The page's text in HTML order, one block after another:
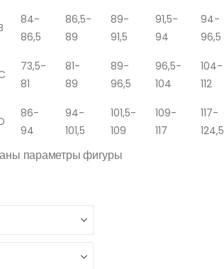
84-
86,5
86,5-
89
89-
91,5
91,5-
94
94-
96,5
73,5-
81
81-
89
89-
96,5
96,5-
104
104-
112
86-
94
94-
101,5
101,5-
109
109-
117
117-
124,5
параметры фигуры